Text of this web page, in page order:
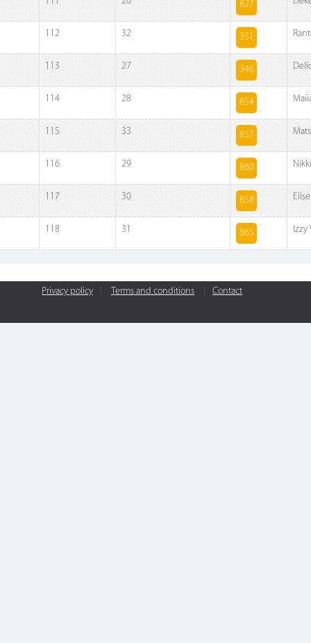
827
112 32 351
113 27 346
114 28 854
115 33 857
116 29 860
117 30 858
118 31 865 Izzy
Privacy policy Terms and conditions Contact